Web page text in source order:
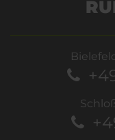
+49